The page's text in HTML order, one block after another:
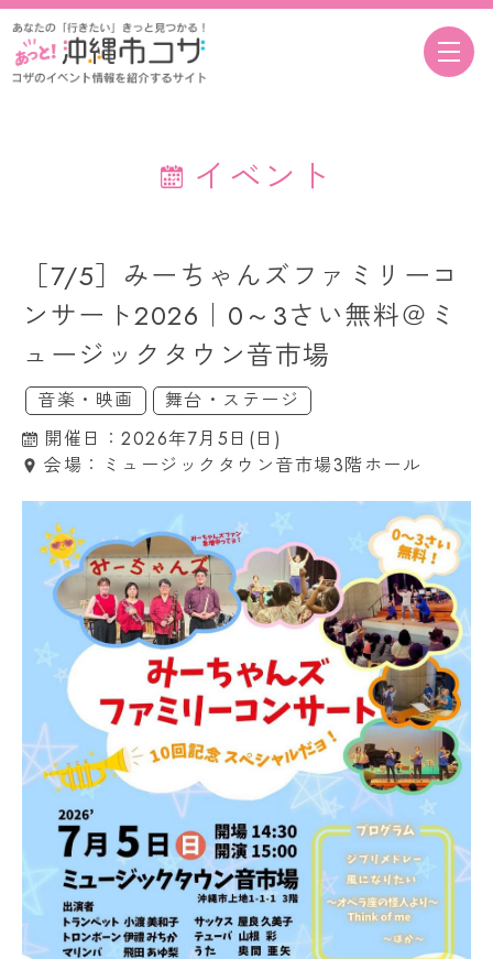
イベント
［7/5］みーちゃんズファミリーコ
ンサート2026｜0～3さい無料＠ミ
ュージックタウン音市場
音楽・映画
舞台・ステージ
開催日：2026年7月5日(日)
会場：ミュージックタウン音市場3階ホール